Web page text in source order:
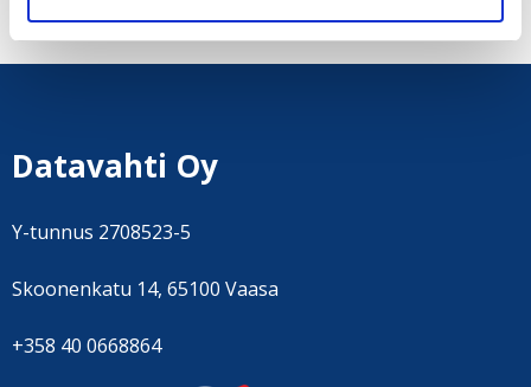
Datavahti Oy
Y-tunnus 2708523-5
Skoonenkatu 14, 65100 Vaasa
+358 40 0668864